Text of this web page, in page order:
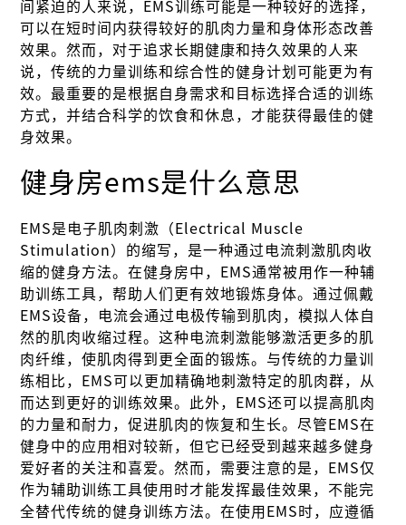
间紧迫的人来说，EMS训练可能是一种较好的选择，
可以在短时间内获得较好的肌肉力量和身体形态改善
效果。然而，对于追求长期健康和持久效果的人来
说，传统的力量训练和综合性的健身计划可能更为有
效。最重要的是根据自身需求和目标选择合适的训练
方式，并结合科学的饮食和休息，才能获得最佳的健
身效果。
健身房ems是什么意思
EMS是电子肌肉刺激（Electrical Muscle
Stimulation）的缩写，是一种通过电流刺激肌肉收
缩的健身方法。在健身房中，EMS通常被用作一种辅
助训练工具，帮助人们更有效地锻炼身体。通过佩戴
EMS设备，电流会通过电极传输到肌肉，模拟人体自
然的肌肉收缩过程。这种电流刺激能够激活更多的肌
肉纤维，使肌肉得到更全面的锻炼。与传统的力量训
练相比，EMS可以更加精确地刺激特定的肌肉群，从
而达到更好的训练效果。此外，EMS还可以提高肌肉
的力量和耐力，促进肌肉的恢复和生长。尽管EMS在
健身中的应用相对较新，但它已经受到越来越多健身
爱好者的关注和喜爱。然而，需要注意的是，EMS仅
作为辅助训练工具使用时才能发挥最佳效果，不能完
全替代传统的健身训练方法。在使用EMS时，应遵循